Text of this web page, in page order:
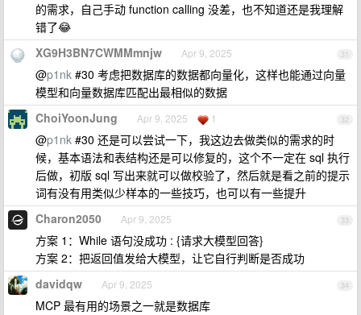
的需求，自己手动 function calling 没差，也不知道还是我理解
错了😂
31
XG9H3BN7CWMMmnjw Apr 9, 2025
@p1nk #30 考虑把数据库的数据都向量化，这样也能通过向量
模型和向量数据库匹配出最相似的数据
32
ChoiYoonJung Apr 9, 2025 1
@p1nk #30 还是可以尝试一下，我这边去做类似的需求的时
候，基本语法和表结构还是可以修复的，这个不一定在 sql 执行
后做，初版 sql 写出来就可以做校验了，然后就是看之前的提示
词有没有用类似少样本的一些技巧，也可以有一些提升
33
Charon2050 Apr 9, 2025
方案 1：While 语句没成功 : {请求大模型回答}
方案 2：把返回值发给大模型，让它自行判断是否成功
34
davidqw Apr 9, 2025
MCP 最有用的场景之一就是数据库